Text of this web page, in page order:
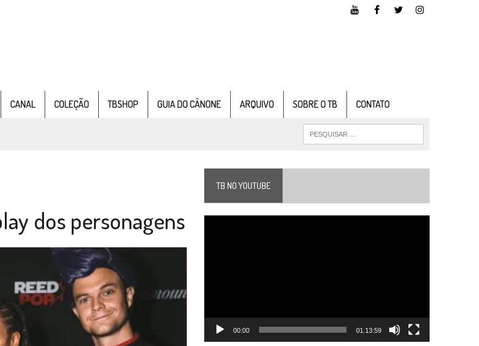
CANAL COLEÇÃO TBSHOP GUIA DO CÂNONE ARQUIVO SOBRE O TB CONTATO
NEW WORDS
HORAS APÓS ESTREIA
PONTOS DE VISTA
dos personagens
TB NO YOUTUBE
00:00 01:13:59